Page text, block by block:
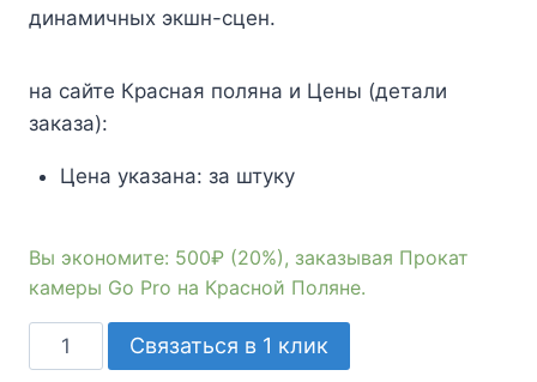
динамичных экшн-сцен.
на сайте Красная поляна и Цены (детали
заказа):
Цена указана: за штуку
Вы экономите: 500₽ (20%), заказывая Прокат
камеры Go Pro на Красной Поляне.
Количество
товара
Связаться в 1 клик